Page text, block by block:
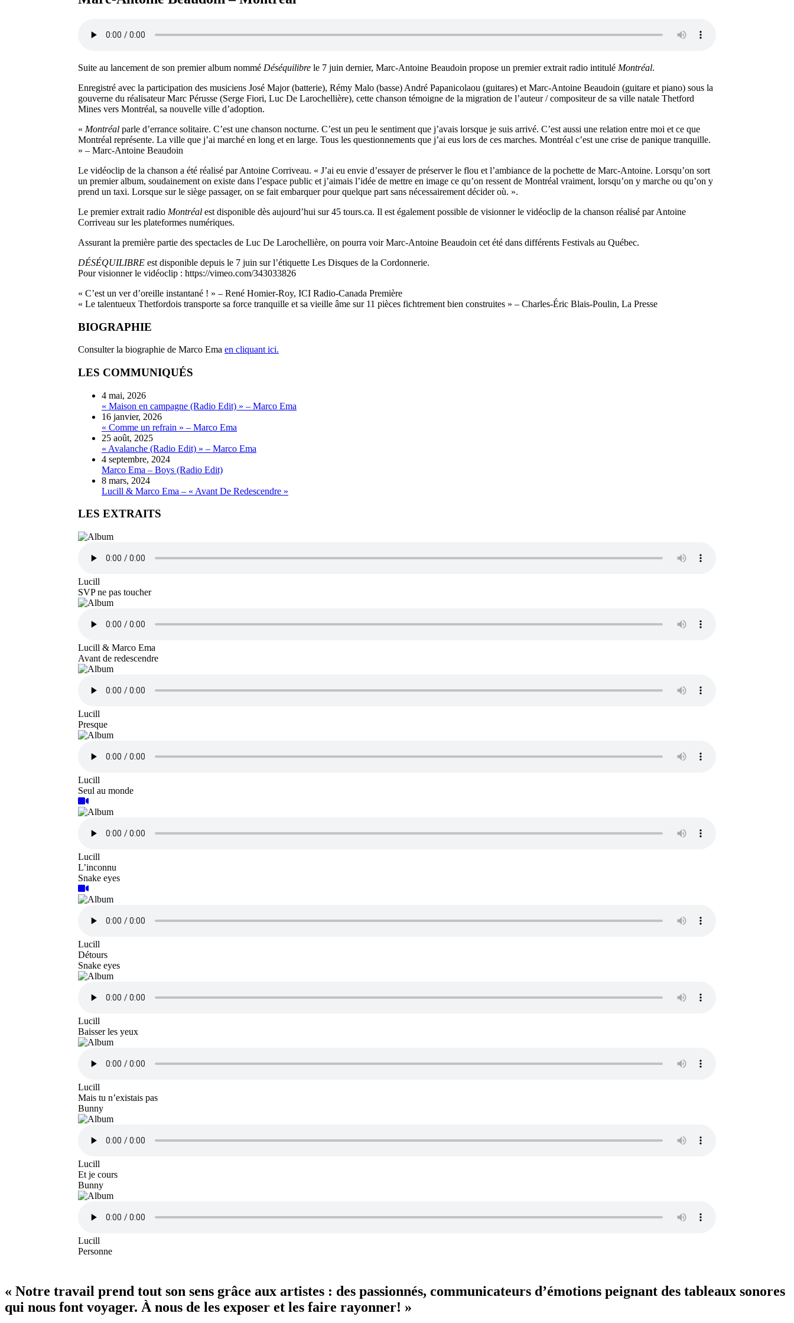
Suite au lancement de son premier album nommé Déséquilibre le 7 juin dernier, Marc-Antoine Beaudoin propose un premier extrait radio intitulé Montréal.
Enregistré avec la participation des musiciens José Major (batterie), Rémy Malo (basse) André Papanicolaou (guitares) et Marc-Antoine Beaudoin (guitare et piano) sous la
gouverne du réalisateur Marc Pérusse (Serge Fiori, Luc De Larochellière), cette chanson témoigne de la migration de l’auteur / compositeur de sa ville natale Thetford
Mines vers Montréal, sa nouvelle ville d’adoption.
« Montréal parle d’errance solitaire. C’est une chanson nocturne. C’est un peu le sentiment que j’avais lorsque je suis arrivé. C’est aussi une relation entre moi et ce que
Montréal représente. La ville que j’ai marché en long et en large. Tous les questionnements que j’ai eus lors de ces marches. Montréal c’est une crise de panique tranquille.
» – Marc-Antoine Beaudoin
Le vidéoclip de la chanson a été réalisé par Antoine Corriveau. « J’ai eu envie d’essayer de préserver le flou et l’ambiance de la pochette de Marc-Antoine. Lorsqu’on sort
un premier album, soudainement on existe dans l’espace public et j’aimais l’idée de mettre en image ce qu’on ressent de Montréal vraiment, lorsqu’on y marche ou qu’on y
prend un taxi. Lorsque sur le siège passager, on se fait embarquer pour quelque part sans nécessairement décider où. ».
Le premier extrait radio Montréal est disponible dès aujourd’hui sur 45 tours.ca. Il est également possible de visionner le vidéoclip de la chanson réalisé par Antoine
Corriveau sur les plateformes numériques.
Assurant la première partie des spectacles de Luc De Larochellière, on pourra voir Marc-Antoine Beaudoin cet été dans différents Festivals au Québec.
DÉSÉQUILIBRE est disponible depuis le 7 juin sur l’étiquette Les Disques de la Cordonnerie.
Pour visionner le vidéoclip : https://vimeo.com/343033826
« C’est un ver d’oreille instantané ! » – René Homier-Roy, ICI Radio-Canada Première
« Le talentueux Thetfordois transporte sa force tranquille et sa vieille âme sur 11 pièces fichtrement bien construites » – Charles-Éric Blais-Poulin, La Presse
BIOGRAPHIE
Consulter la biographie de Marco Ema en cliquant ici.
LES COMMUNIQUÉS
4 mai, 2026
« Maison en campagne (Radio Edit) » – Marco Ema
16 janvier, 2026
« Comme un refrain » – Marco Ema
25 août, 2025
« Avalanche (Radio Edit) » – Marco Ema
4 septembre, 2024
Marco Ema – Boys (Radio Edit)
8 mars, 2024
Lucill & Marco Ema – « Avant De Redescendre »
LES EXTRAITS
Lucill
SVP ne pas toucher
Lucill & Marco Ema
Avant de redescendre
Lucill
Presque
Lucill
Seul au monde
Lucill
L’inconnu
Snake eyes
Lucill
Détours
Snake eyes
Lucill
Baisser les yeux
Lucill
Mais tu n’existais pas
Bunny
Lucill
Et je cours
Bunny
Lucill
Personne
« Notre travail prend tout son sens grâce aux artistes : des passionnés, communicateurs d’émotions peignant des tableaux sonores
qui nous font voyager. À nous de les exposer et les faire rayonner! »